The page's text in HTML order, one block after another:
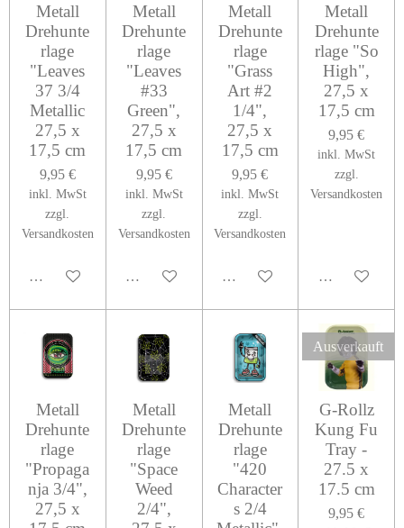
Metall
Drehunte
rlage
"Leaves
37 3/4
Metallic
27,5 x
17,5 cm
9,95 €
inkl. MwSt
zzgl.
Versandkosten
In den Warenkorb
Metall
Drehunte
rlage
"Leaves
#33
Green",
27,5 x
17,5 cm
9,95 €
inkl. MwSt
zzgl.
Versandkosten
In den Warenkorb
Metall
Drehunte
rlage
"Grass
Art #2
1/4",
27,5 x
17,5 cm
9,95 €
inkl. MwSt
zzgl.
Versandkosten
In den Warenkorb
Metall
Drehunte
rlage "So
High",
27,5 x
17,5 cm
9,95 €
inkl. MwSt
zzgl.
Versandkosten
In den
Metall
Drehunte
rlage
"Propaga
nja 3/4",
27,5 x
Metall
Drehunte
rlage
"Space
Weed
2/4",
Metall
Drehunte
rlage
"420
Character
s 2/4
Ausverkauft
G-Rollz
Kung Fu
Tray -
27.5 x
17.5 cm
9,95 €